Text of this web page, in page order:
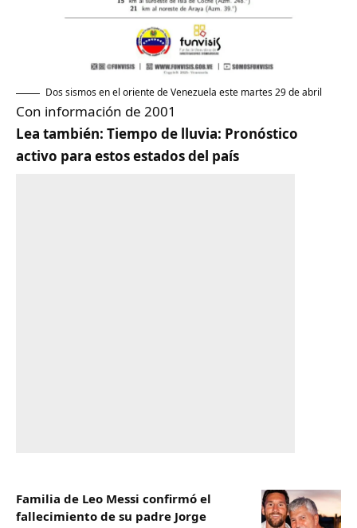
Dos sismos en el oriente de Venezuela este martes 29 de abril
Con información de 2001
Lea también: Tiempo de lluvia: Pronóstico
activo para estos estados del país
Familia de Leo Messi confirmó el
fallecimiento de su padre Jorge